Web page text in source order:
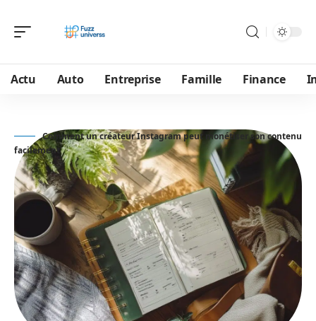
Actu Auto Entreprise Famille Finance
Comment un créateur Instagram peut monétiser son contenu
facilement